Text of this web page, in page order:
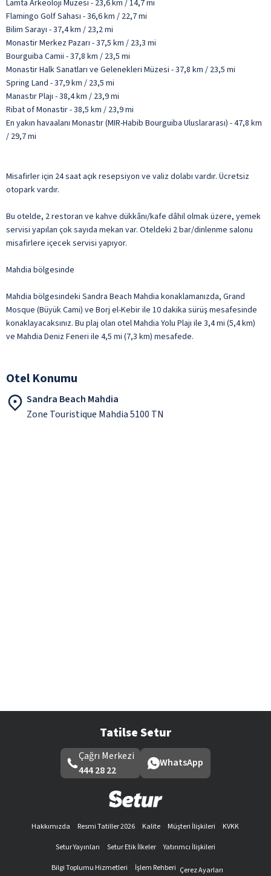
Lamta Arkeoloji Müzesi - 23,6 km / 14,7 mi
Flamingo Golf Sahası - 36,6 km / 22,7 mi
Bilim Sarayı - 37,4 km / 23,2 mi
Monastir Merkez Pazarı - 37,5 km / 23,3 mi
Bourguiba Camii - 37,8 km / 23,5 mi
Monastir Halk Sanatları ve Gelenekleri Müzesi - 37,8 km / 23,5 mi
Spring Land - 37,9 km / 23,5 mi
Manastır Plajı - 38,4 km / 23,9 mi
Ribat of Monastir - 38,5 km / 23,9 mi
En yakın havaalanı Monastır (MIR-Habib Bourguiba Uluslararası) - 47,8 km
/ 29,7 mi
Misafirler için 24 saat açık resepsiyon ve valiz dolabı vardır. Ücretsiz
otopark vardır.
Bu otelde, 2 restoran ve kahve dükkânı/kafe dâhil olmak üzere, yemek
servisi yapılan çok sayıda mekan var. Oteldeki 2 bar/dinlenme salonu
misafirlere içecek servisi yapıyor.
Mahdia bölgesinde
Mahdia bölgesindeki Sandra Beach Mahdia konaklamanızda, Grand
Mosque (Büyük Cami) ve Borj el-Kebir ile 10 dakika sürüş mesafesinde
konaklayacaksınız. Bu plaj olan otel Mahdia Yolu Plajı ile 3,4 mi (5,4 km)
ve Mahdia Deniz Feneri ile 4,5 mi (7,3 km) mesafede.
Otel Konumu
Sandra Beach Mahdia
Zone Touristique Mahdia 5100 TN
Tatilse Setur
Çağrı Merkezi
444 28 22
WhatsApp
Hakkımızda Resmi Tatiller 2026 Kalite Müşteri İlişkileri
KVKK
Setur Yayınları
Setur Etik İlkeler
Yatırımcı İlişkileri
Bilgi Toplumu Hizmetleri
İşlem Rehberi Çerez Ayarları